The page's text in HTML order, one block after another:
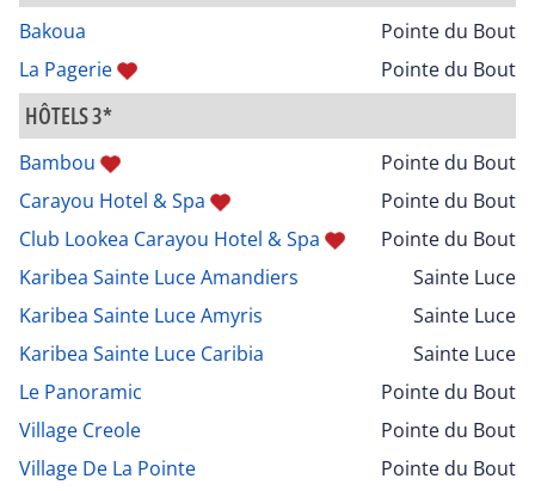
Bakoua
Pointe du Bout
La Pagerie
Pointe du Bout
HÔTELS 3*
Bambou
Pointe du Bout
Carayou Hotel & Spa
Pointe du Bout
Club Lookea Carayou Hotel & Spa
Pointe du Bout
Karibea Sainte Luce Amandiers
Sainte Luce
Karibea Sainte Luce Amyris
Sainte Luce
Karibea Sainte Luce Caribia
Sainte Luce
Le Panoramic
Pointe du Bout
Village Creole
Pointe du Bout
Village De La Pointe
Pointe du Bout